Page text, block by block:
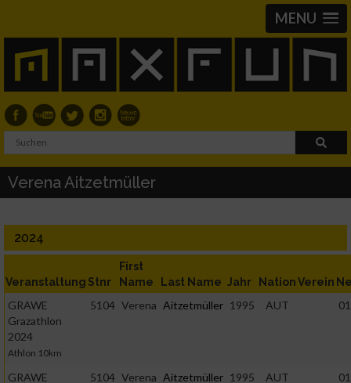
MENU
Verena Aitzetmüller
2024
Veranstaltung Stnr
First
Name
Last Name Jahr NationVerein
GRAWE
Grazathlon
2024
Athlon 10km
5104 Verena Aitzetmüller 1995 AUT
GRAWE
5104 Verena Aitzetmüller 1995 AUT